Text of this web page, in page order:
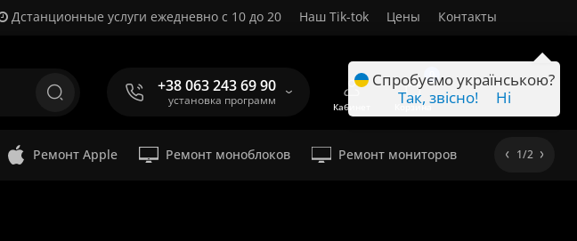
Дстанционные услуги ежедневно с 10 до 20 Наш Tik-tok Цены
Контакты
+38 063 243 69 90
установка программ Кабинет Корзина
Ремонт Apple Ремонт моноблоков Ремонт мониторов 1/2
Спробуємо українською?
Так, звісно!
Ні